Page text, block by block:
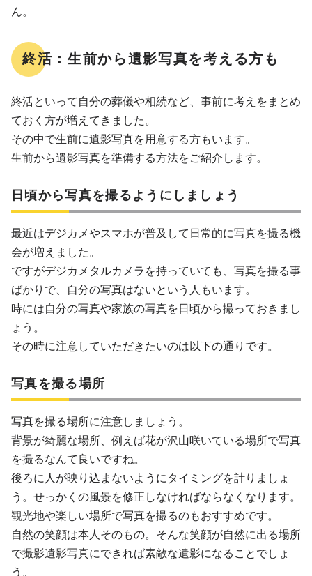
ん。
終活：生前から遺影写真を考える方も
終活といって自分の葬儀や相続など、事前に考えをまとめ
ておく方が増えてきました。
その中で生前に遺影写真を用意する方もいます。
生前から遺影写真を準備する方法をご紹介します。
日頃から写真を撮るようにしましょう
最近はデジカメやスマホが普及して日常的に写真を撮る機
会が増えました。
ですがデジカメタルカメラを持っていても、写真を撮る事
ばかりで、自分の写真はないという人もいます。
時には自分の写真や家族の写真を日頃から撮っておきまし
ょう。
その時に注意していただきたいのは以下の通りです。
写真を撮る場所
写真を撮る場所に注意しましょう。
背景が綺麗な場所、例えば花が沢山咲いている場所で写真
を撮るなんて良いですね。
後ろに人が映り込まないようにタイミングを計りましょ
う。せっかくの風景を修正しなければならなくなります。
観光地や楽しい場所で写真を撮るのもおすすめです。
自然の笑顔は本人そのもの。そんな笑顔が自然に出る場所
で撮影遺影写真にできれば素敵な遺影になることでしょ
う。